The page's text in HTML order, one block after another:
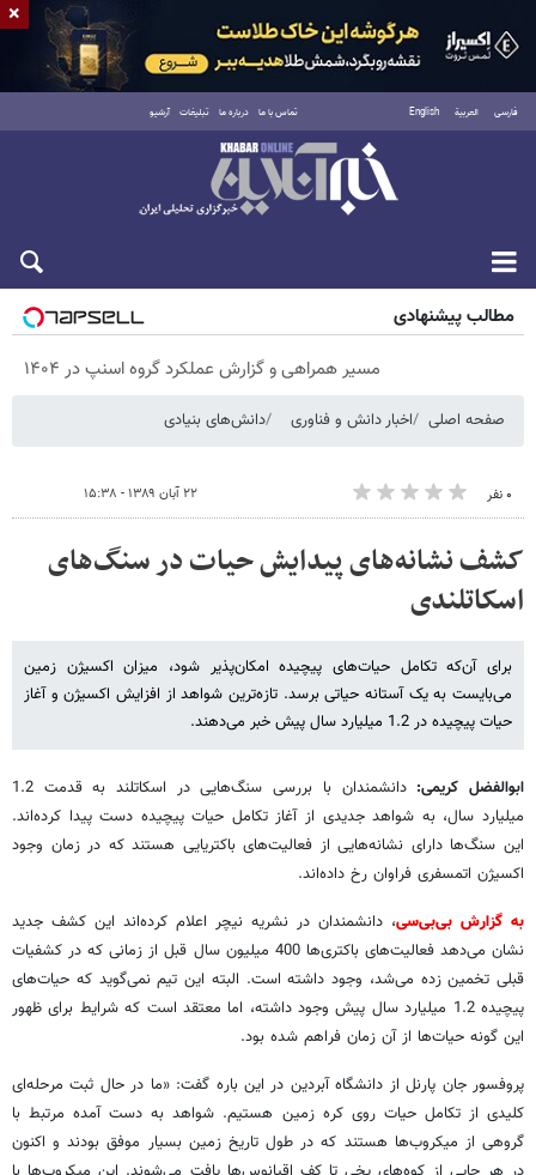
فارسی العربية English تماس با ما درباره ما تبلیغات آرشیو
پنجشنبه ۱۵ مرداد ۱۴۰۵
مطالب پیشنهادی
مسیر همراهی و گزارش عملکرد گروه اسنپ در ۱۴۰۴
صفحه اصلی اخبار دانش و فناوری دانش‌های بنیادی
۰ نفر ۲۲ آبان ۱۳۸۹ - ۱۵:۳۸
کشف نشانه‌های پیدایش حیات در سنگ‌های
اسکاتلندی
برای آ‌ن‌که تکامل حیات‌های پیچیده امکان‌پذیر شود، میزان اکسیژن زمین
می‌بایست به یک آستانه حیاتی برسد. تازه‌ترین شواهد از افزایش اکسیژن و آغاز
حیات پیچیده در 1.2 میلیارد سال پیش خبر می‌دهند.
ابوالفضل کریمی:
دانشمندان با بررسی سنگ‌هایی در اسکاتلند به قدمت 1.2
میلیارد سال، به شواهد جدیدی از آغاز تکامل حیات پیچیده دست پیدا کرده‌اند.
این سنگ‌ها دارای نشانه‌هایی از فعالیت‌های باکتریایی هستند که در زمان وجود
اکسیژن اتمسفری فراوان رخ داده‌اند.
به گزارش بی‌بی‌سی، دانشمندان در نشریه نیچر اعلام کرده‌اند این کشف جدید
نشان می‌دهد فعالیت‌های باکتری‌ها 400 میلیون سال قبل از زمانی که در کشفیات
قبلی تخمین زده می‌شد، وجود داشته است. البته این تیم نمی‌گوید که حیات‌های
پیچیده 1.2 میلیارد سال پیش وجود داشته، اما معتقد است که شرایط برای ظهور
این گونه‌ حیات‌ها از آن زمان فراهم شده بود.
پروفسور جان پارنل از دانشگاه آبردین در این باره گفت: «ما در حال ثبت مرحله‌ای
کلیدی از تکامل حیات روی کره زمین هستیم. شواهد به دست آمده مرتبط با
گروهی از میکروب‌ها هستند که در طول تاریخ زمین بسیار موفق بودند و اکنون
×